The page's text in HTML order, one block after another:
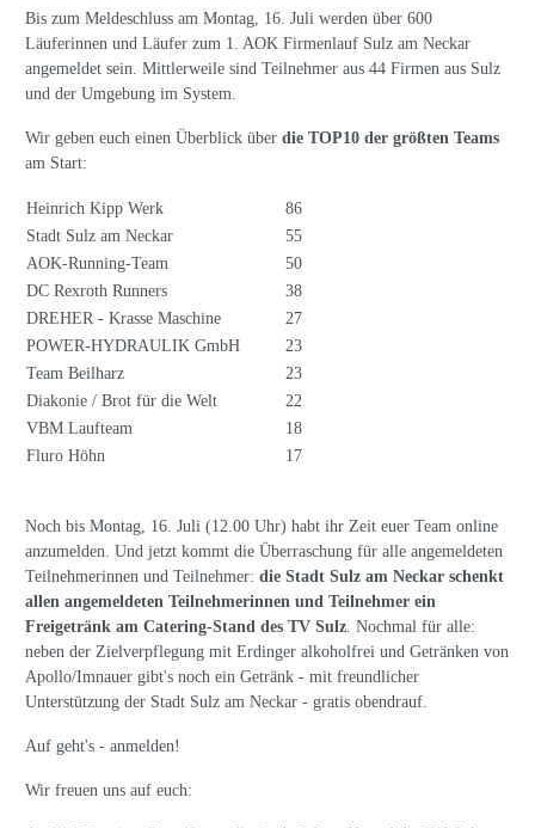
Bis zum Meldeschluss am Montag, 16. Juli werden über 600
Läuferinnen und Läufer zum 1. AOK Firmenlauf Sulz am Neckar
angemeldet sein. Mittlerweile sind Teilnehmer aus 44 Firmen aus Sulz
und der Umgebung im System.
Wir geben euch einen Überblick über die TOP10 der größten Teams
am Start:
Heinrich Kipp Werk
86
Stadt Sulz am Neckar
55
AOK-Running-Team
50
DC Rexroth Runners
38
DREHER - Krasse Maschine
27
POWER-HYDRAULIK GmbH
23
Team Beilharz
23
Diakonie / Brot für die Welt
22
VBM Laufteam
18
Fluro Höhn
17
Noch bis Montag, 16. Juli (12.00 Uhr) habt ihr Zeit euer Team online
anzumelden. Und jetzt kommt die Überraschung für alle angemeldeten
Teilnehmerinnen und Teilnehmer: die Stadt Sulz am Neckar schenkt
allen angemeldeten Teilnehmerinnen und Teilnehmer ein
Freigetränk am Catering-Stand des TV Sulz. Nochmal für alle:
neben der Zielverpflegung mit Erdinger alkoholfrei und Getränken von
Apollo/Imnauer gibt's noch ein Getränk - mit freundlicher
Unterstützung der Stadt Sulz am Neckar - gratis obendrauf.
Auf geht's - anmelden!
Wir freuen uns auf euch: